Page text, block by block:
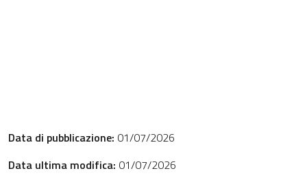
Data di pubblicazione: 01/07/2026
Data ultima modifica: 01/07/2026